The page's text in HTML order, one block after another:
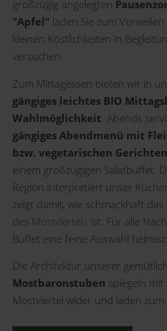
großzügig angelegten
"Apfel" laden Sie zum
kleinen Köstlichkeiten in
versuchen.
Zum Mittagessen bieten wir in
gängiges leichtes BIO
Wahlmöglichkeit . Abends
gängiges Abendmenü mit
bzw. vegetarischen Gerichten
einem großzügigen Salatbuffet.
Region interpretiert unser
zeigt damit, wie schmackhaft
des Mostviertels ist. Für alle
Buffet eine feine Auswahl
Die Architektur unserer
Mostbaronstuben spiegeln
Mostviertel wider und laden zum